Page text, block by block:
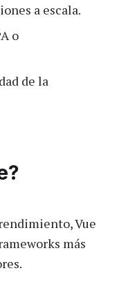
a escala.
o
de la
Vue
más